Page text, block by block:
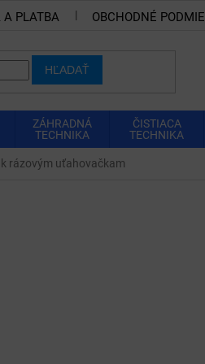
A PLATBA OBCHODNÉ
HĽADAŤ
ZÁHRADNÁ
TECHNIKA
ČISTIACA
TECHNIKA
rázovým uťahovačkam